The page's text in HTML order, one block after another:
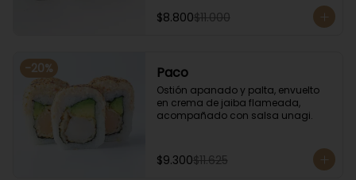
$8.800$11.000
-20% Paco
Ostión apanado y palta, envuelto
en crema de jaiba flameada,
acompañado con salsa unagi.
$9.300$11.625